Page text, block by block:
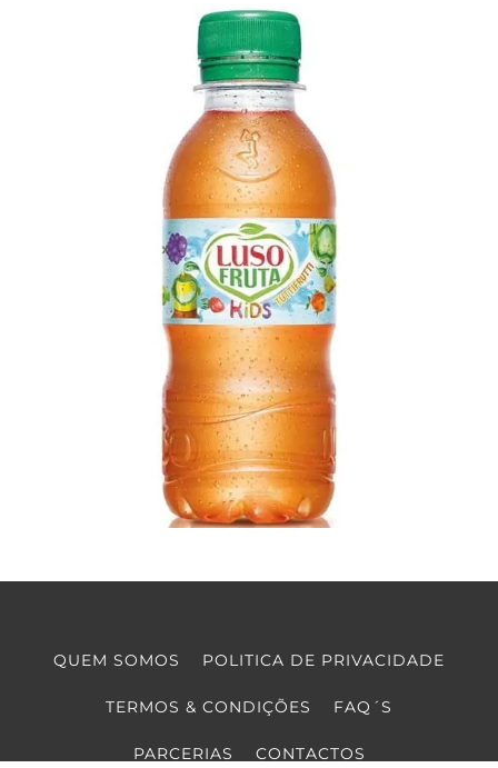
QUEM SOMOS POLITICA DE PRIVACIDADE
TERMOS & CONDIÇÕES FAQ´S
PARCERIAS CONTACTOS